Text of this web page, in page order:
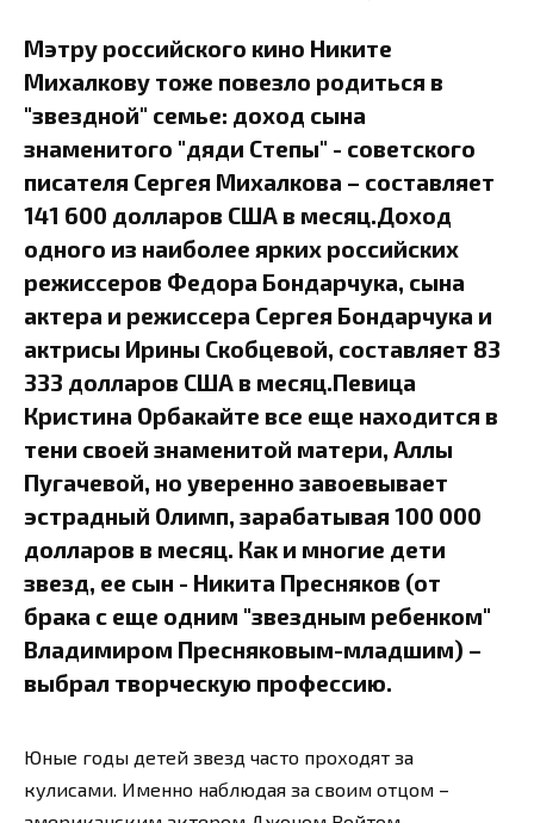
Мэтру российского кино Никите
Михалкову тоже повезло родиться в
"звездной" семье: доход сына
знаменитого "дяди Степы" - советского
писателя Сергея Михалкова – составляет
141 600 долларов США в месяц.Доход
одного из наиболее ярких российских
режиссеров Федора Бондарчука, сына
актера и режиссера Сергея Бондарчука и
актрисы Ирины Скобцевой, составляет 83
333 долларов США в месяц.Певица
Кристина Орбакайте все еще находится в
тени своей знаменитой матери, Аллы
Пугачевой, но уверенно завоевывает
эстрадный Олимп, зарабатывая 100 000
долларов в месяц. Как и многие дети
звезд, ее сын - Никита Пресняков (от
брака с еще одним "звездным ребенком"
Владимиром Пресняковым-младшим) –
выбрал творческую профессию.
Юные годы детей звезд часто проходят за
кулисами. Именно наблюдая за своим отцом –